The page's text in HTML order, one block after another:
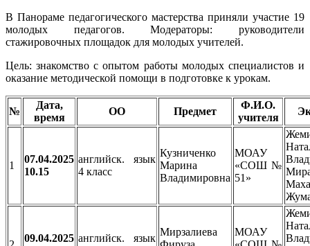
В Панораме педагогического мастерства приняли участие 19
молодых педагогов. Модераторы: руководители
стажировочных площадок для молодых учителей.
Цель: знакомство с опытом работы молодых специалистов и
оказание методической помощи в подготовке к урокам.
№
Дата,
время
ОО Предмет
Ф.И.О.
учителя
1
07.04.2025
10.15
английск. язык
4 класс
Кузниченко
Марина
Владимировна
МОАУ
«СОШ №
51»
09.04.2025 английск. язык
Мирзалиева
МОАУ